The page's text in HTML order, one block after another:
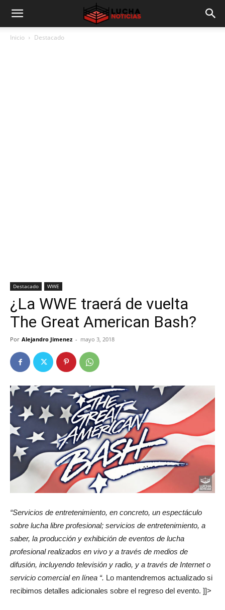
Inicio Destacado
Destacado WWE
¿La WWE traerá de vuelta
The Great American Bash?
Por Alejandro Jimenez - mayo 3, 2018
“Servicios de entretenimiento, en concreto, un espectáculo
sobre lucha libre profesional; servicios de entretenimiento, a
saber, la producción y exhibición de eventos de lucha
profesional realizados en vivo y a través de medios de
difusión, incluyendo televisión y radio, y a través de Internet o
servicio comercial en línea “. Lo mantendremos actualizado si
recibimos detalles adicionales sobre el regreso del evento. ]]>